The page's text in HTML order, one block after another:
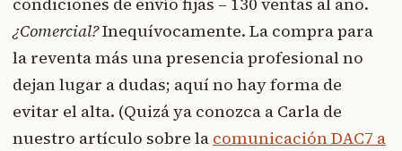
¿Comercial?Inequívocamente. La compra para
la reventa más una presencia profesional no
dejan lugar a dudas; aquí no hay forma de
evitar el alta. (Quizá ya conozca a Carla de
nuestro artículo sobre la comunicación DAC7 a